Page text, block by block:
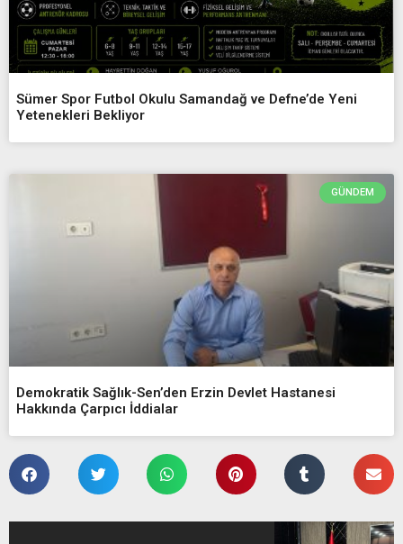
Sümer Spor Futbol Okulu Samandağ ve Defne’de Yeni
Yetenekleri Bekliyor
GÜNDEM
Demokratik Sağlık-Sen’den Erzin Devlet Hastanesi
Hakkında Çarpıcı İddialar